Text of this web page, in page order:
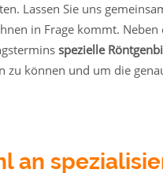
Lassen Sie uns
in Frage kommt.
spezielle
zu können und um die
an